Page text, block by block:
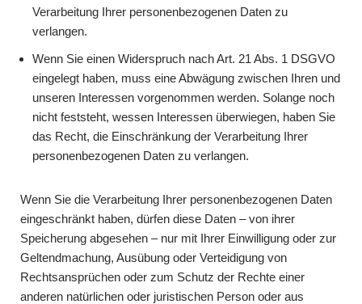
Verarbeitung Ihrer personenbezogenen Daten zu
verlangen.
Wenn Sie einen Widerspruch nach Art. 21 Abs. 1 DSGVO
eingelegt haben, muss eine Abwägung zwischen Ihren und
unseren Interessen vorgenommen werden. Solange noch
nicht feststeht, wessen Interessen überwiegen, haben Sie
das Recht, die Einschränkung der Verarbeitung Ihrer
personenbezogenen Daten zu verlangen.
Wenn Sie die Verarbeitung Ihrer personenbezogenen Daten
eingeschränkt haben, dürfen diese Daten – von ihrer
Speicherung abgesehen – nur mit Ihrer Einwilligung oder zur
Geltendmachung, Ausübung oder Verteidigung von
Rechtsansprüchen oder zum Schutz der Rechte einer
anderen natürlichen oder juristischen Person oder aus